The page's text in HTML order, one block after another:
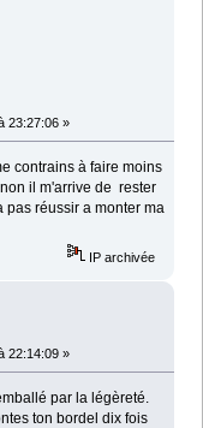
23:27:06 »
contrains à faire moins
il m'arrive de rester
réussir a monter ma
IP archivée
22:14:09 »
par la légèreté.
ton bordel dix fois